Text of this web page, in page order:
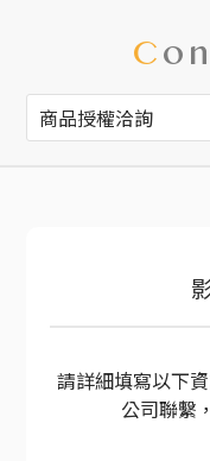
C
請詳細填寫以下
公司聯繫